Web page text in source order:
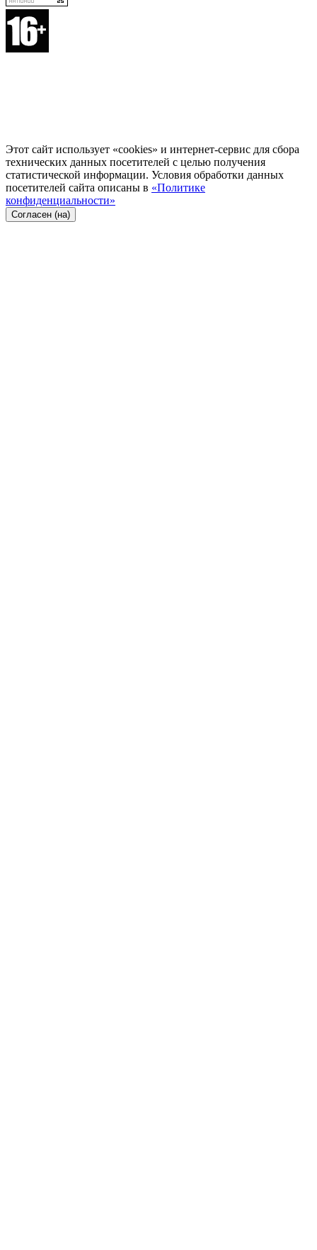
Этот сайт использует «cookies» и интернет-сервис для сбора
технических данных посетителей с целью получения
статистической информации. Условия обработки данных
посетителей сайта описаны в «Политике
конфиденциальности»
Согласен (на)